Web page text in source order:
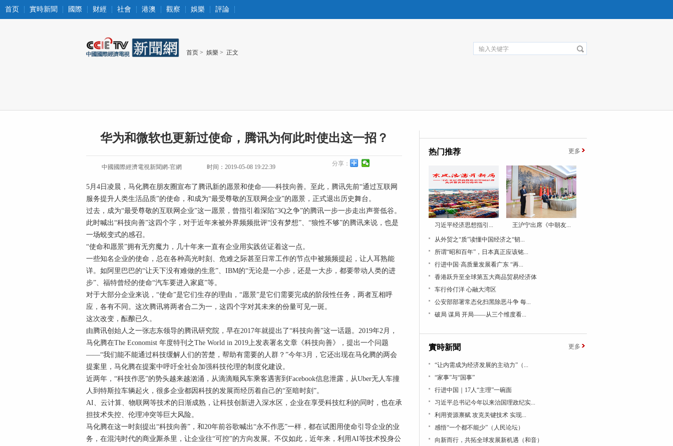
首页 實時新聞 國際 财經 社會 港澳 觀察 娛樂 評論
首页 > 娛樂 > 正文
华为和微软也更新过使命，腾讯为何此时使出这一招？
中國國際經濟電視新聞網-官網 时间：2019-05-08 19:22:39 分享：
5月4日凌晨，马化腾在朋友圈宣布了腾讯新的愿景和使命——科技向善。至此，腾讯先前“通过互联网
服务提升人类生活品质”的使命，和成为“最受尊敬的互联网企业”的愿景，正式退出历史舞台。
过去，成为“最受尊敬的互联网企业”这一愿景，曾指引着深陷“3Q之争”的腾讯一步一步走出声誉低谷。
此时喊出“科技向善”这四个字，对于近年来被外界频频批评“没有梦想”、“狼性不够”的腾讯来说，也是
一场蜕变式的感召。
“使命和愿景”拥有无穷魔力，几十年来一直有企业用实践佐证着这一点。
一些知名企业的使命，总在各种高光时刻、危难之际甚至日常工作的节点中被频频提起，让人耳熟能
详。如阿里巴巴的“让天下没有难做的生意”、IBM的“无论是一小步，还是一大步，都要带动人类的进
步”、福特曾经的使命“汽车要进入家庭”等。
对于大部分企业来说，“使命”是它们生存的理由，“愿景”是它们需要完成的阶段性任务，两者互相呼
应，各有不同。这次腾讯将两者合二为一，这四个字对其未来的份量可见一斑。
这次改变，酝酿已久。
由腾讯创始人之一张志东领导的腾讯研究院，早在2017年就提出了“科技向善”这一话题。2019年2月，
马化腾在The Economist 年度特刊之The World in 2019上发表署名文章《科技向善》，提出一个问题
——“我们能不能通过科技缓解人们的苦楚，帮助有需要的人群？”今年3月，它还出现在马化腾的两会
提案里，马化腾在提案中呼吁全社会加强科技伦理的制度化建设。
近两年，“科技作恶”的势头越来越汹涌，从滴滴顺风车乘客遇害到Facebook信息泄露，从Uber无人车撞
人到特斯拉车辆起火，很多企业都因科技的发展而经历着自己的“至暗时刻”。
AI、云计算、物联网等技术的日渐成熟，让科技创新进入深水区，企业在享受科技红利的同时，也在承
担技术失控、伦理冲突等巨大风险。
马化腾在这一时刻提出“科技向善”，和20年前谷歌喊出“永不作恶”一样，都在试图用使命引导企业的业
务，在混沌时代的商业厮杀里，让企业往“可控”的方向发展。不仅如此，近年来，利用AI等技术投身公
热门推荐 更多
习近平经济思想指引... 王沪宁出席《中朝友...
从外贸之“质”读懂中国经济之“韧...
所谓“昭和百年”，日本真正应该铭...
行进中国·高质量发展看广东 “再...
香港跃升至全球第五大商品贸易经济体
车行伶仃洋 心融大湾区
公安部部署常态化扫黑除恶斗争 每...
破局 谋局 开局——从三个维度看...
實時新聞 更多
“让内需成为经济发展的主动力”（...
“家事”与“国事”
行进中国｜17人“主理”一碗面
习近平总书记今年以来治国理政纪实...
利用资源禀赋 攻克关键技术 实现...
感悟“一个都不能少”（人民论坛）
向新而行，共拓全球发展新机遇（和音）